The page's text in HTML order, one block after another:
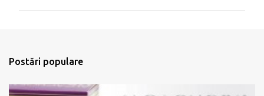
r
Postări populare